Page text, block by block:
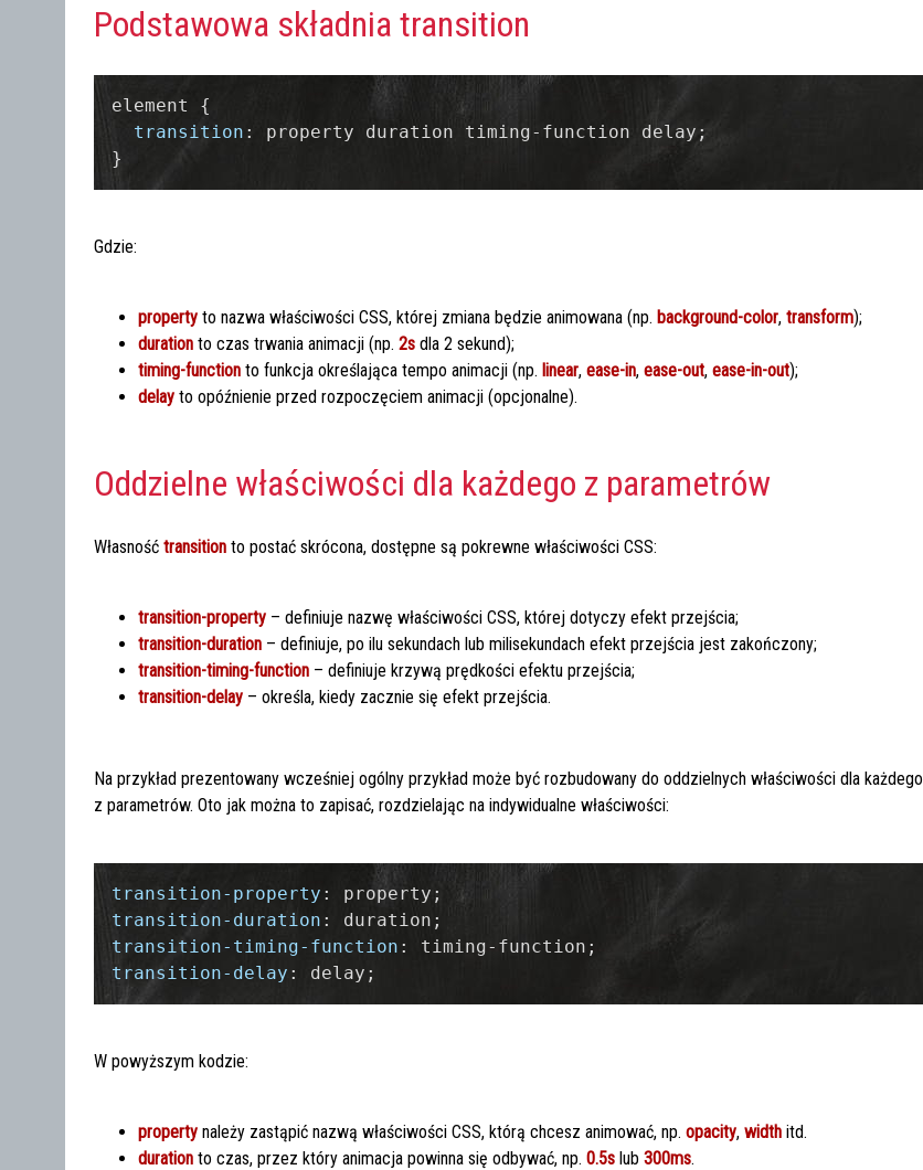
Podstawowa składnia transition
element {
transition : property duration timing-function delay;
Gdzie:
property to nazwa właściwości CSS, której zmiana będzie animowana (np.background-color,transform);
duration to czas trwania animacji (np.2s dla 2 sekund);
timing-function to funkcja określająca tempo animacji (np.linear,ease-in,ease-out,ease-in-out);
delay to opóźnienie przed rozpoczęciem animacji (opcjonalne).
Oddzielne właściwości dla każdego z parametrów
Własnośćtransition to postać skrócona, dostępne są pokrewne właściwości CSS:
transition-property – definiuje nazwę właściwości CSS, której dotyczy efekt przejścia;
transition-duration – definiuje, po ilu sekundach lub milisekundach efekt przejścia jest zakończony;
transition-timing-function – definiuje krzywą prędkości efektu przejścia;
transition-delay – określa, kiedy zacznie się efekt przejścia.
Na przykład prezentowany wcześniej ogólny przykład może być rozbudowany do oddzielnych właściwości dla każdego
z parametrów. Oto jak można to zapisać, rozdzielając na indywidualne właściwości:
transition-property
transition-duration
transition-timing-function
transition-delay
W powyższym kodzie:
property należy zastąpić nazwą właściwości CSS, którą chcesz animować, np.opacity,width itd.
duration to czas, przez który animacja powinna się odbywać, np.0.5s lub300ms.